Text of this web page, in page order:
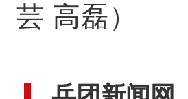
芸 高磊）